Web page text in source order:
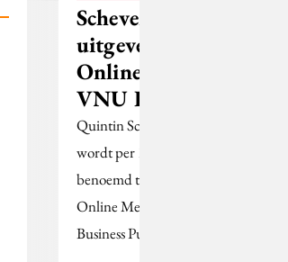
Schevernels
uitgever
Online Media
VNU BP
Quintin Schevernels
wordt per 1 februari
benoemd tot uitgever
Online Media bij VNU
Business Publications.